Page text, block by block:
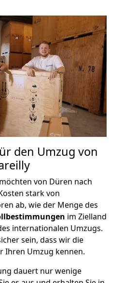
den Umzug von
von Düren nach
stark von
ab, wie der Menge des
im Zielland
internationalen Umzugs.
sein, dass wir die
Ihren Umzug kennen.
dauert nur wenige